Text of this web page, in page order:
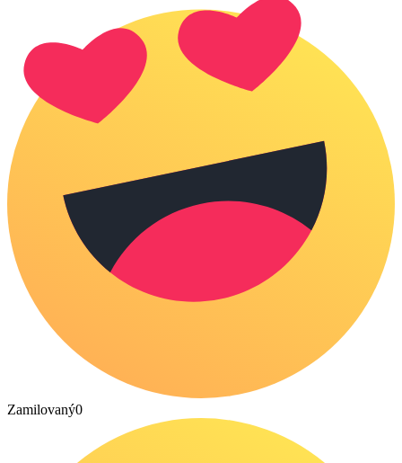
Zamilovaný0